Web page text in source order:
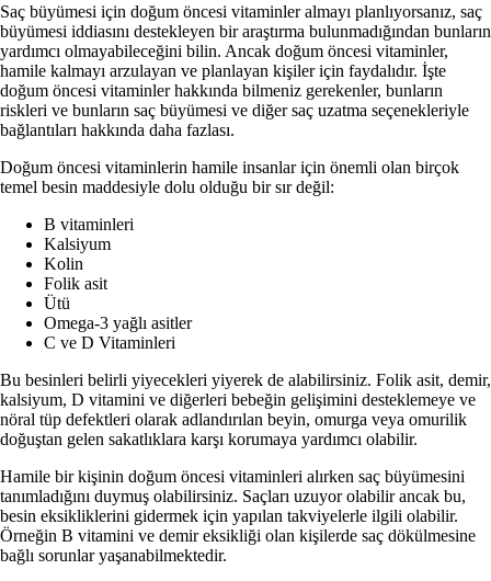
Saç büyümesi için doğum öncesi vitaminler almayı planlıyorsanız, saç
büyümesi iddiasını destekleyen bir araştırma bulunmadığından bunların
yardımcı olmayabileceğini bilin. Ancak doğum öncesi vitaminler,
hamile kalmayı arzulayan ve planlayan kişiler için faydalıdır. İşte
doğum öncesi vitaminler hakkında bilmeniz gerekenler, bunların
riskleri ve bunların saç büyümesi ve diğer saç uzatma seçenekleriyle
bağlantıları hakkında daha fazlası.
Doğum öncesi vitaminlerin hamile insanlar için önemli olan birçok
temel besin maddesiyle dolu olduğu bir sır değil:
B vitaminleri
Kalsiyum
Kolin
Folik asit
Ütü
Omega-3 yağlı asitler
C ve D Vitaminleri
Bu besinleri belirli yiyecekleri yiyerek de alabilirsiniz. Folik asit, demir,
kalsiyum, D vitamini ve diğerleri bebeğin gelişimini desteklemeye ve
nöral tüp defektleri olarak adlandırılan beyin, omurga veya omurilik
doğuştan gelen sakatlıklara karşı korumaya yardımcı olabilir.
Hamile bir kişinin doğum öncesi vitaminleri alırken saç büyümesini
tanımladığını duymuş olabilirsiniz. Saçları uzuyor olabilir ancak bu,
besin eksikliklerini gidermek için yapılan takviyelerle ilgili olabilir.
Örneğin B vitamini ve demir eksikliği olan kişilerde saç dökülmesine
bağlı sorunlar yaşanabilmektedir.